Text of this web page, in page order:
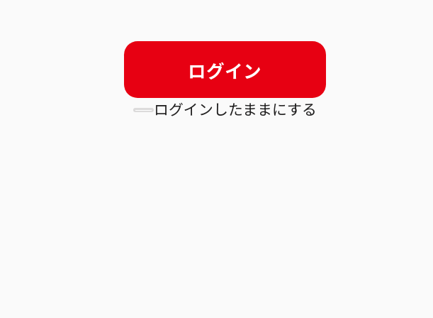
ログイン
ログインしたままにする